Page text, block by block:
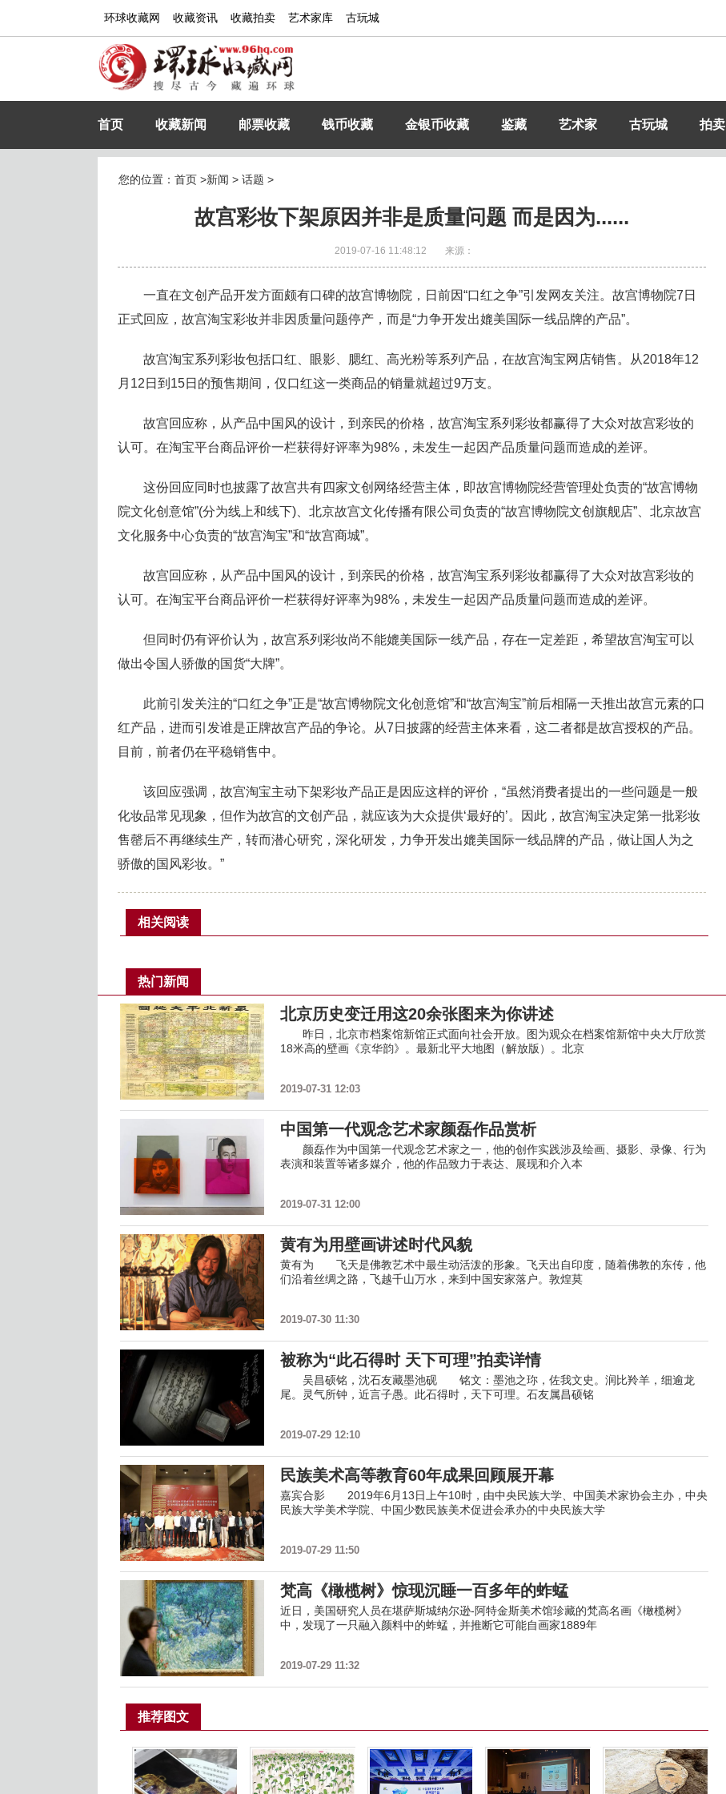
环球收藏网 收藏资讯 收藏拍卖 艺术家库 古玩城
首页 收藏新闻 邮票收藏 钱币收藏 金银币收藏 鉴藏 艺术家 古玩城 拍卖
您的位置： 首页 >新闻 > 话题 >
故宫彩妆下架原因并非是质量问题 而是因为......
2019-07-16 11:48:12 来源：
一直在文创产品开发方面颇有口碑的故宫博物院，日前因“口红之争”引发网友关注。故宫博物院7日
正式回应，故宫淘宝彩妆并非因质量问题停产，而是“力争开发出媲美国际一线品牌的产品”。
故宫淘宝系列彩妆包括口红、眼影、腮红、高光粉等系列产品，在故宫淘宝网店销售。从2018年12
月12日到15日的预售期间，仅口红这一类商品的销量就超过9万支。
故宫回应称，从产品中国风的设计，到亲民的价格，故宫淘宝系列彩妆都赢得了大众对故宫彩妆的
认可。在淘宝平台商品评价一栏获得好评率为98%，未发生一起因产品质量问题而造成的差评。
这份回应同时也披露了故宫共有四家文创网络经营主体，即故宫博物院经营管理处负责的“故宫博物
院文化创意馆”(分为线上和线下)、北京故宫文化传播有限公司负责的“故宫博物院文创旗舰店”、北京故宫
文化服务中心负责的“故宫淘宝”和“故宫商城”。
故宫回应称，从产品中国风的设计，到亲民的价格，故宫淘宝系列彩妆都赢得了大众对故宫彩妆的
认可。在淘宝平台商品评价一栏获得好评率为98%，未发生一起因产品质量问题而造成的差评。
但同时仍有评价认为，故宫系列彩妆尚不能媲美国际一线产品，存在一定差距，希望故宫淘宝可以
做出令国人骄傲的国货“大牌”。
此前引发关注的“口红之争”正是“故宫博物院文化创意馆”和“故宫淘宝”前后相隔一天推出故宫元素的口
红产品，进而引发谁是正牌故宫产品的争论。从7日披露的经营主体来看，这二者都是故宫授权的产品。
目前，前者仍在平稳销售中。
该回应强调，故宫淘宝主动下架彩妆产品正是因应这样的评价，“虽然消费者提出的一些问题是一般
化妆品常见现象，但作为故宫的文创产品，就应该为大众提供‘最好的’。因此，故宫淘宝决定第一批彩妆
售罄后不再继续生产，转而潜心研究，深化研发，力争开发出媲美国际一线品牌的产品，做让国人为之
骄傲的国风彩妆。”
相关阅读
热门新闻
北京历史变迁用这20余张图来为你讲述
昨日，北京市档案馆新馆正式面向社会开放。图为观众在档案馆新馆中央大厅欣赏
18米高的壁画《京华韵》。最新北平大地图（解放版）。北京
2019-07-31 12:03
中国第一代观念艺术家颜磊作品赏析
颜磊作为中国第一代观念艺术家之一，他的创作实践涉及绘画、摄影、录像、行为
表演和装置等诸多媒介，他的作品致力于表达、展现和介入本
2019-07-31 12:00
黄有为用壁画讲述时代风貌
黄有为 飞天是佛教艺术中最生动活泼的形象。飞天出自印度，随着佛教的东传，他
们沿着丝绸之路，飞越千山万水，来到中国安家落户。敦煌莫
2019-07-30 11:30
被称为“此石得时 天下可理”拍卖详情
吴昌硕铭，沈石友藏墨池砚 铭文：墨池之珎，佐我文史。润比羚羊，细逾龙
尾。灵气所钟，近言子愚。此石得时，天下可理。石友属昌硕铭
2019-07-29 12:10
民族美术高等教育60年成果回顾展开幕
嘉宾合影 2019年6月13日上午10时，由中央民族大学、中国美术家协会主办，中央
民族大学美术学院、中国少数民族美术促进会承办的中央民族大学
2019-07-29 11:50
梵高《橄榄树》惊现沉睡一百多年的蚱蜢
近日，美国研究人员在堪萨斯城纳尔逊-阿特金斯美术馆珍藏的梵高名画《橄榄树》
中，发现了一只融入颜料中的蚱蜢，并推断它可能自画家1889年
2019-07-29 11:32
推荐图文